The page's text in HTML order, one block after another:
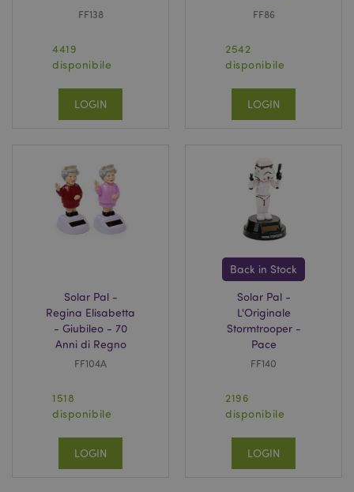
FF138
4419
disponibile
LOGIN
FF86
2542
disponibile
LOGIN
Solar Pal -
Regina Elisabetta
- Giubileo - 70
Anni di Regno
FF104A
1518
disponibile
LOGIN
Back in Stock
Solar Pal -
L'Originale
Stormtrooper -
Pace
FF140
2196
disponibile
LOGIN